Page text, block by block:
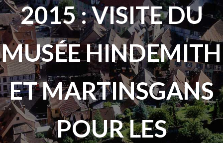
2015 : VISITE DU
MUSÉE HINDEMITH
ET MARTINSGANS
POUR LES